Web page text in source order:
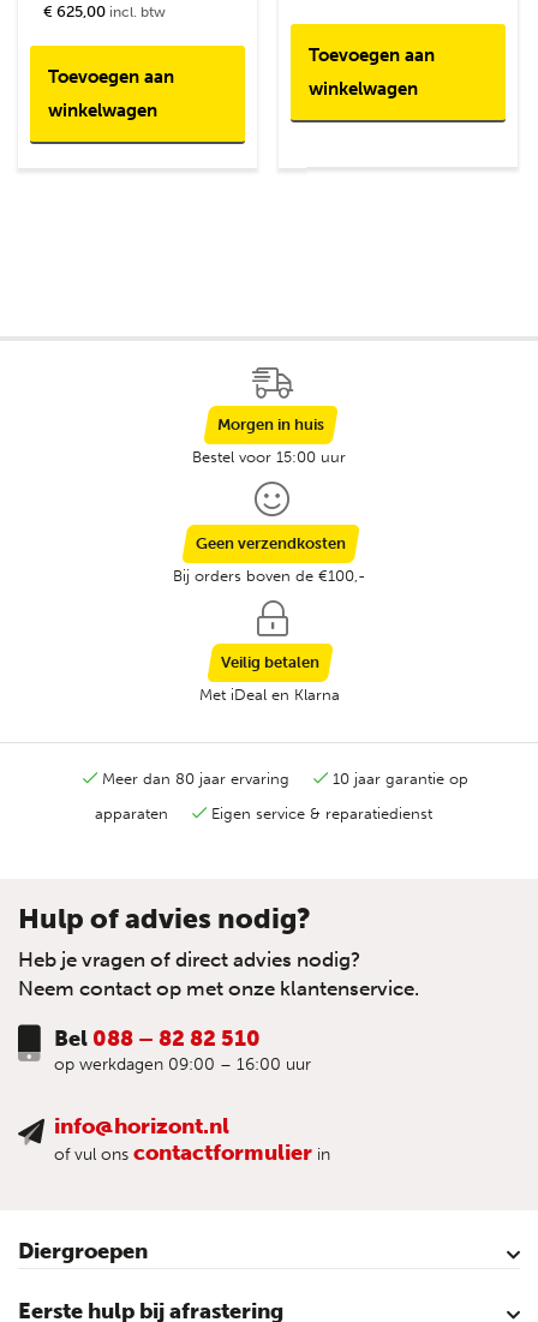
€ 625,00 incl. btw
Toevoegen aan
winkelwagen
Toevoegen aan
winkelwagen
Morgen in huis
Bestel voor 15:00 uur
Geen verzendkosten
Bij orders boven de €100,-
Veilig betalen
Met iDeal en Klarna
Meer dan 80 jaar ervaring
10 jaar garantie op
apparaten
Eigen service & reparatiedienst
Hulp of advies nodig?
Heb je vragen of direct advies nodig?
Neem contact op met onze klantenservice.
Bel 088 – 82 82 510
op werkdagen 09:00 – 16:00 uur
info@horizont.nl
of vul ons contactformulier in
Diergroepen
Rund
Schaap
Paard
Geit
Pluimvee
Varken
Huisdieren
Reigers
Wolfafweer
Wild / Wildafweer
Eerste hulp bij afrastering